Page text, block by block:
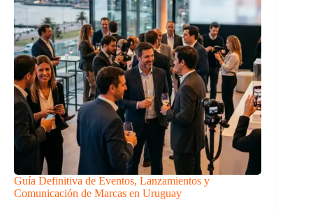
Guía Definitiva de Eventos, Lanzamientos y
Comunicación de Marcas en Uruguay